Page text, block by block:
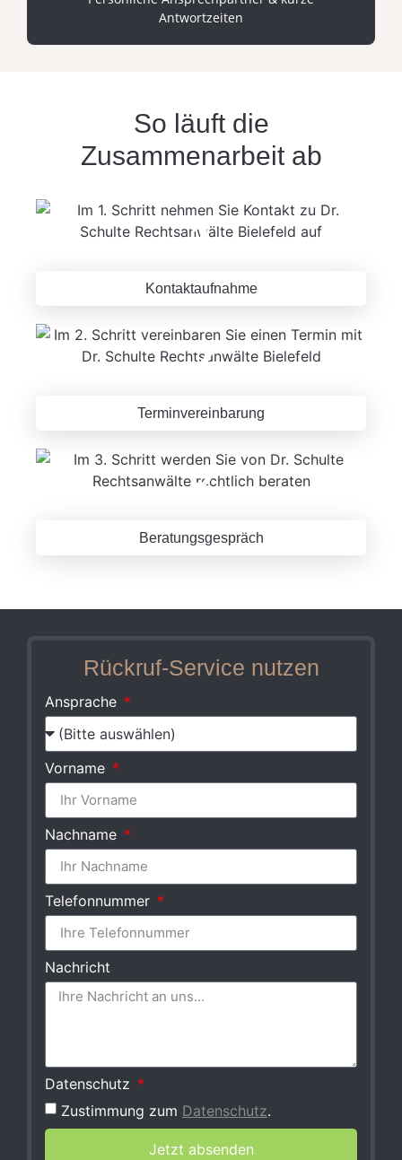
Antwortzeiten
So läuft die
Zusammenarbeit ab
1
Kontaktaufnahme
2
Terminvereinbarung
3
Beratungsgespräch
Rückruf-Service nutzen
Ansprache
Vorname
Nachname
Telefonnummer
Nachricht
Datenschutz
Zustimmung zum Datenschutz.
Jetzt absenden